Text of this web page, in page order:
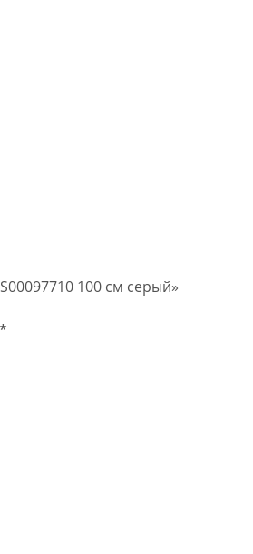
100 см серый»
*